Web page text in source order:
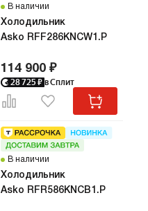
В наличии
Холодильник
Asko RFF286KNCW1.P
114 900 ₽
28 725 ₽ в Сплит
В наличии
Холодильник
Asko RFR586KNCB1.P